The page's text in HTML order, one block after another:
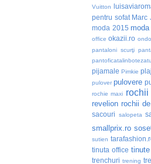
Vuitton
pentru sofat Marc
moda 2015
office okazii.ro
pantaloni scurţi
pantoficatalinbotezatu
pijamale Pimkie
pulover pulovere
rochie maxi rochii
revelion rochii
sacouri salopeta
smallprix.ro
sutien
tinuta office tinute
trenchuri trening